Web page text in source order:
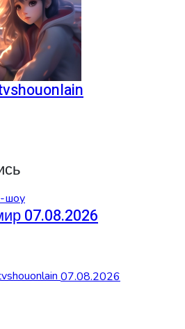
шоу
07.08.2026
07.08.2026